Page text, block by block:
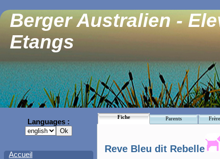
Berger Australien -
Etangs
Languages :
Accueil
Fiche Parents
Reve Bleu dit Rebelle